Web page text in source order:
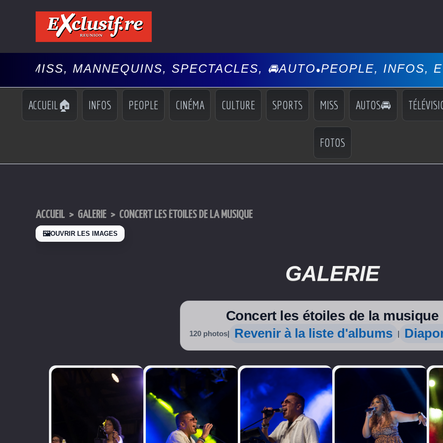
SPECTACLES, 🚘AUTO•PEOPLE, INFOS,
ACCUEIL🏠 INFOS PEOPLE CINÉMA CULTURE SPORTS MISS AUTOS🚘
FOTOS
ACCUEIL > GALERIE > CONCERT LES ÉTOILES DE LA MUSIQUE
🖼️OUVRIR LES IMAGES
GALERIE
Concert les étoiles de la musique
120 photos| Revenir à la liste d'albums |